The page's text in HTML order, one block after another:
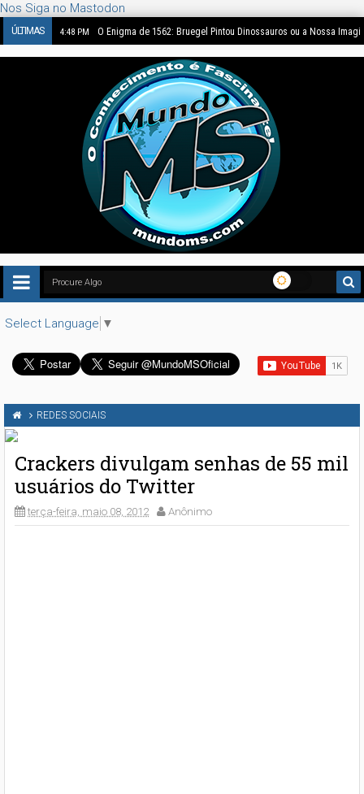
Nos Siga no Mastodon
ÚLTIMAS 4:48 PM O Enigma de 1562: Bruegel Pintou Dinossauros ou a Nossa
Select Language ▼
REDES SOCIAIS
Crackers divulgam senhas de 55 mil
usuários do Twitter
terça-feira, maio 08, 2012 Anônimo